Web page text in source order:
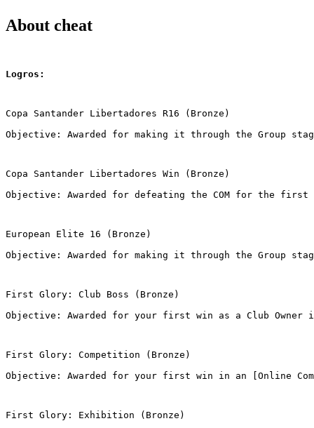
About cheat
Logros:
Copa Santander Libertadores R16 (Bronze)
Objective: Awarded for making it through the Group
Copa Santander Libertadores Win (Bronze)
Objective: Awarded for defeating the COM for the first
European Elite 16 (Bronze)
Objective: Awarded for making it through the Group
First Glory: Club Boss (Bronze)
Objective: Awarded for your first win as a Club Owner
First Glory: Competition (Bronze)
Objective: Awarded for your first win in an [Online
First Glory: Exhibition (Bronze)